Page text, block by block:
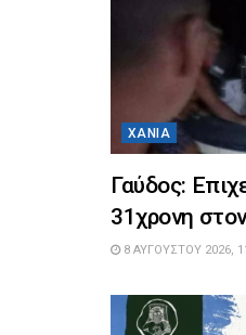
ΧΑΝΙΆ
Γαύδος:
31χρονη
8 ΑΥΓΟΎΣΤΟΥ 2026,